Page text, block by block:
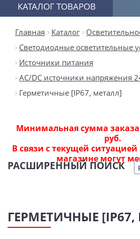
КАТАЛОГ ТОВАРОВ
Главная Каталог
Светодиодные осветительные
Источники питания
AC/DC источники напряжения
Герметичные [IP67, металл]
Минимальная сумма заказа
руб.
В связи с текущей
магазине могут
РАСШИРЕННЫЙ ПОИСК
ГЕРМЕТИЧНЫЕ [IP67,